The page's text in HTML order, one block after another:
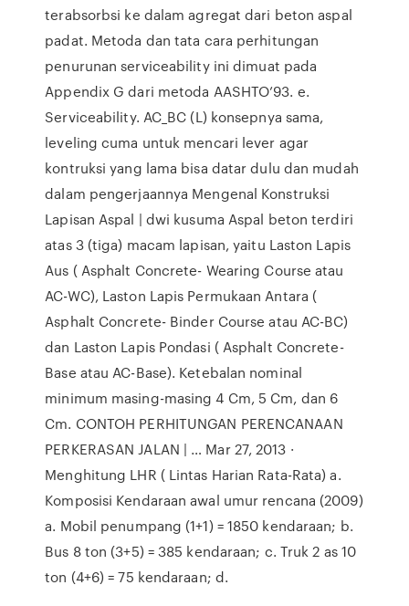
terabsorbsi ke dalam agregat dari beton aspal
padat. Metoda dan tata cara perhitungan
penurunan serviceability ini dimuat pada
Appendix G dari metoda AASHTO’93. e.
Serviceability. AC_BC (L) konsepnya sama,
leveling cuma untuk mencari lever agar
kontruksi yang lama bisa datar dulu dan mudah
dalam pengerjaannya Mengenal Konstruksi
Lapisan Aspal | dwi kusuma Aspal beton terdiri
atas 3 (tiga) macam lapisan, yaitu Laston Lapis
Aus ( Asphalt Concrete- Wearing Course atau
AC-WC), Laston Lapis Permukaan Antara (
Asphalt Concrete- Binder Course atau AC-BC)
dan Laston Lapis Pondasi ( Asphalt Concrete-
Base atau AC-Base). Ketebalan nominal
minimum masing-masing 4 Cm, 5 Cm, dan 6
Cm. CONTOH PERHITUNGAN PERENCANAAN
PERKERASAN JALAN | … Mar 27, 2013 ·
Menghitung LHR ( Lintas Harian Rata-Rata) a.
Komposisi Kendaraan awal umur rencana (2009)
a. Mobil penumpang (1+1) = 1850 kendaraan; b.
Bus 8 ton (3+5) = 385 kendaraan; c. Truk 2 as 10
ton (4+6) = 75 kendaraan; d.